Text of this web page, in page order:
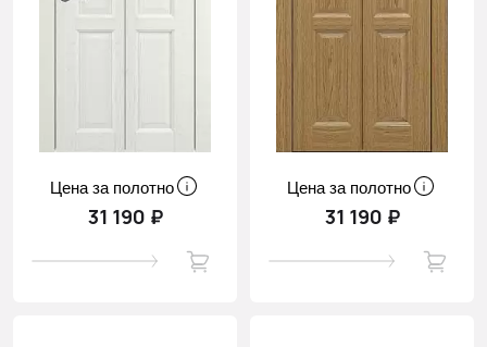
Цена за полотно
31 190 ₽
Цена за полотно
31 190 ₽